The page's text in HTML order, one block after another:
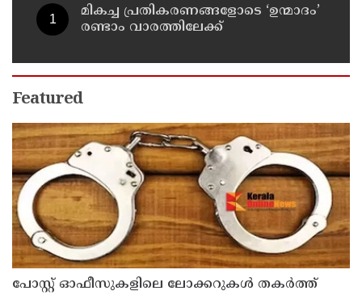
സമിതി മുനിസിപ്പൽ കമ്മിറ്റി
മികച്ച പ്രതികരണങ്ങളോടെ ‘ഉന്മാദം’
രണ്ടാം വാരത്തിലേക്ക്
Featured
പോസ്റ്റ് ഓഫീസുകളിലെ ലോക്കറുകൾ തകർത്ത്